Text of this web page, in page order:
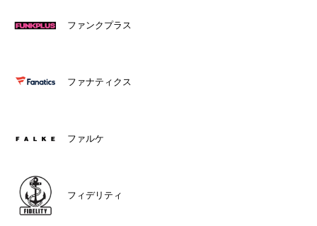
ファンクプラス
ファナティクス
ファルケ
フィデリティ